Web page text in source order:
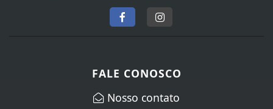
FALE CONOSCO
Nosso contato